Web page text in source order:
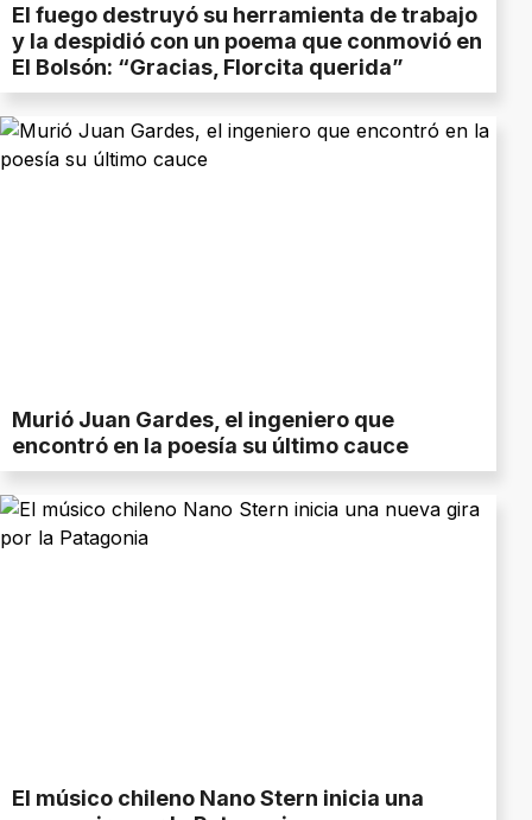
El fuego destruyó su herramienta de trabajo
y la despidió con un poema que conmovió en
El Bolsón: “Gracias, Florcita querida”
Murió Juan Gardes, el ingeniero que
encontró en la poesía su último cauce
El músico chileno Nano Stern inicia una